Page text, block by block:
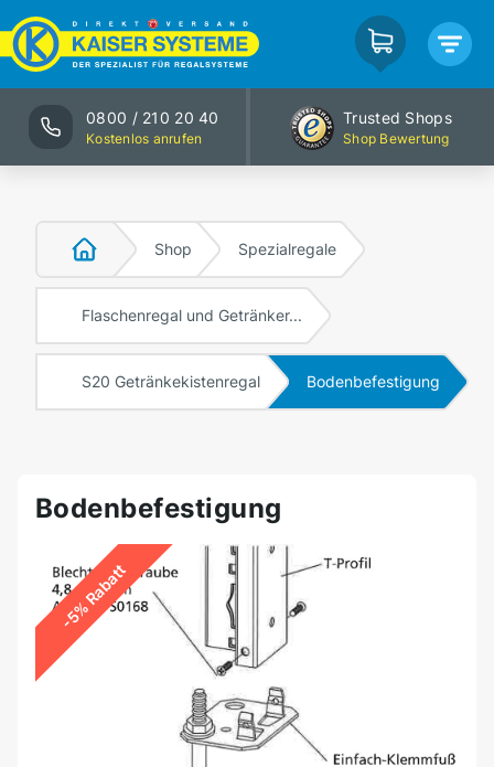
0800 / 210 20 40
Kostenlos anrufen
Trusted Shops
Shop Bewertung
Shop Spezialregale
Flaschenregal und Getränker...
S20 Getränkekistenregal Bodenbefestigung
Bodenbefestigung
-5% Rabatt